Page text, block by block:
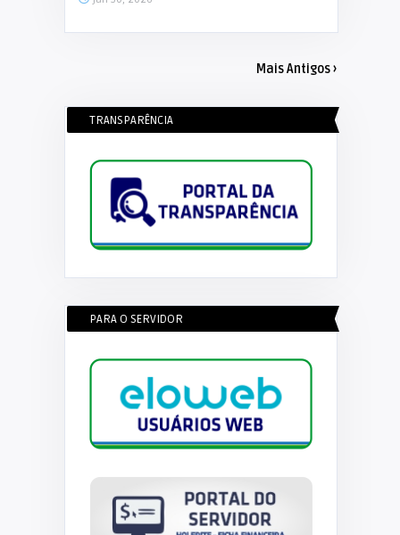
Mais Antigos ›
TRANSPARÊNCIA
PARA O SERVIDOR